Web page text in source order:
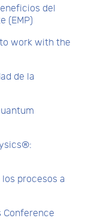
del
(EMP)
to work with the
de la
procesos a
Conference